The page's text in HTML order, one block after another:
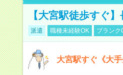
【大宮駅徒歩すぐ
派遣 職種未経験OK ブランク
大宮駅すぐ《大